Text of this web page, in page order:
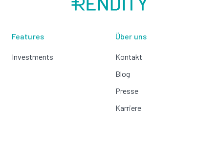
Features
Investments
Über uns
Kontakt
Blog
Presse
Karriere